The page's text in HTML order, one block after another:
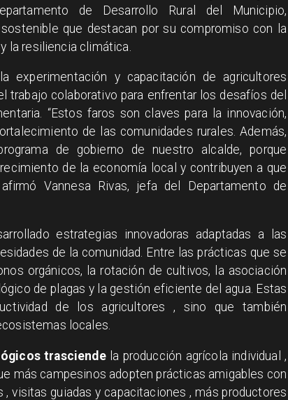
de Desarrollo Rural del Municipio,
que destacan por su compromiso con la
la resiliencia climática.
experimentación y capacitación de agricultores
trabajo colaborativo para enfrentar los desafíos del
“Estos faros son claves para la innovación,
de las comunidades rurales. Además,
de gobierno de nuestro alcalde, porque
de la economía local y contribuyen a que
Vannesa Rivas, jefa del Departamento de
estrategias innovadoras adaptadas a las
de la comunidad. Entre las prácticas que se
orgánicos, la rotación de cultivos, la asociación
de plagas y la gestión eficiente del agua. Estas
de los agricultores , sino que también
locales.
trasciende la producción agrícola individual ,
más campesinos adopten prácticas amigables con
visitas guiadas y capacitaciones , más productores